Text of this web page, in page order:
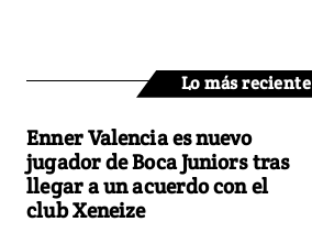
Lo más reciente
Enner Valencia es nuevo
jugador de Boca Juniors tras
llegar a un acuerdo con el
club Xeneize